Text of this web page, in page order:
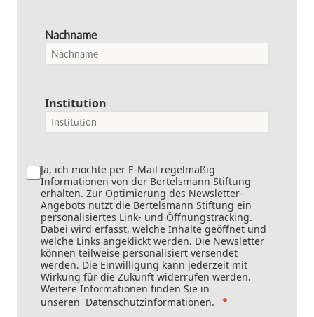
Nachname
Institution
Ja, ich möchte per E-Mail regelmäßig
Informationen von der Bertelsmann Stiftung
erhalten. Zur Optimierung des Newsletter-
Angebots nutzt die Bertelsmann Stiftung ein
personalisiertes Link- und Öffnungstracking.
Dabei wird erfasst, welche Inhalte geöffnet und
welche Links angeklickt werden. Die Newsletter
können teilweise personalisiert versendet
werden. Die Einwilligung kann jederzeit mit
Wirkung für die Zukunft widerrufen werden.
Weitere Informationen finden Sie in
unseren Datenschutzinformationen.